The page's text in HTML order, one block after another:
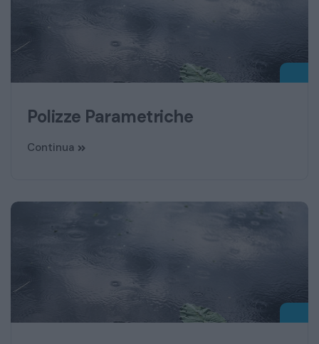
Polizze Parametriche
Continua